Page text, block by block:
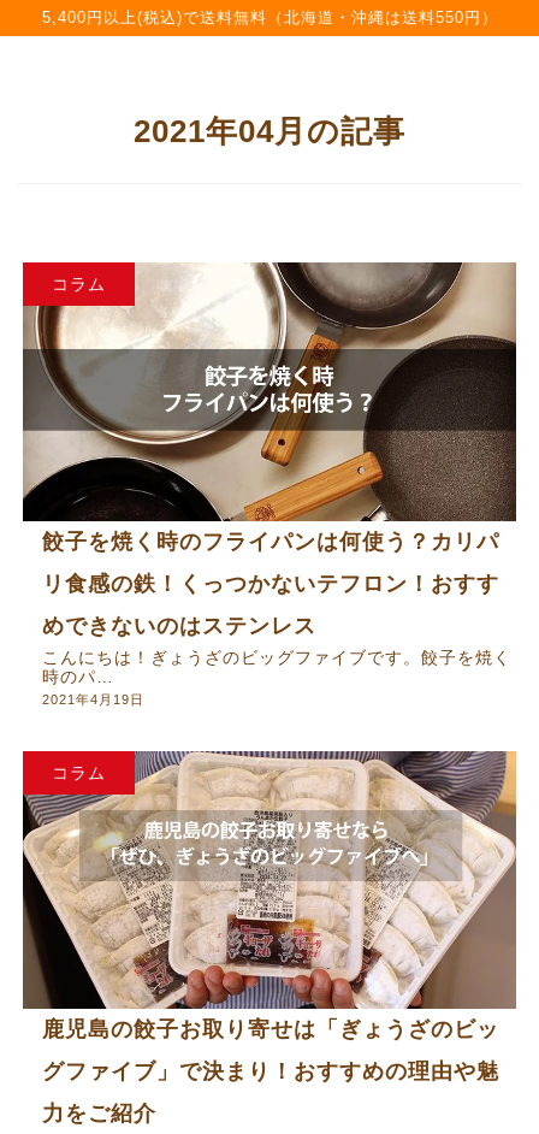
5,400円以上(税込)で送料無料（北海道・沖縄は送料550円）
2021年04月の記事
コラム
餃子を焼く時のフライパンは何使う？カリパ
リ食感の鉄！くっつかないテフロン！おすす
めできないのはステンレス
こんにちは！ぎょうざのビッグファイブです。餃子を焼く
時のパ…
2021年4月19日
コラム
鹿児島の餃子お取り寄せは「ぎょうざのビッ
グファイブ」で決まり！おすすめの理由や魅
力をご紹介